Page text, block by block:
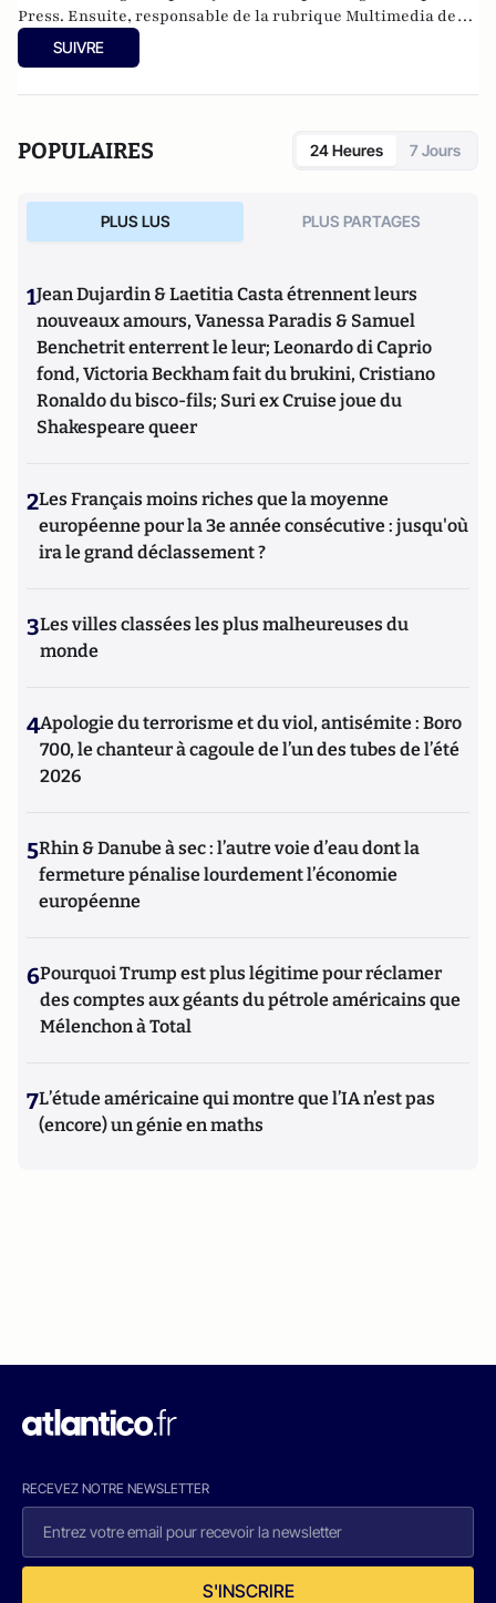
Press. Ensuite, responsable de la rubrique Multimedia de
ELLE, avant d’écrire sur les médias à Arrêt sur Images et de
collaborer avec Atlantico. Par ailleurs fut blogueur, avec Le
SUIVRE
POPULAIRES 24 Heures 7 Jours
PLUS LUS PLUS PARTAGES
1Jean Dujardin & Laetitia Casta étrennent leurs
nouveaux amours, Vanessa Paradis & Samuel
Benchetrit enterrent le leur; Leonardo di Caprio
fond, Victoria Beckham fait du brukini, Cristiano
Ronaldo du bisco-fils; Suri ex Cruise joue du
Shakespeare queer
2Les Français moins riches que la moyenne
européenne pour la 3e année consécutive : jusqu'où
ira le grand déclassement ?
3Les villes classées les plus malheureuses du
monde
4Apologie du terrorisme et du viol, antisémite : Boro
700, le chanteur à cagoule de l’un des tubes de l’été
2026
5Rhin & Danube à sec : l’autre voie d’eau dont la
fermeture pénalise lourdement l’économie
européenne
6Pourquoi Trump est plus légitime pour réclamer
des comptes aux géants du pétrole américains que
Mélenchon à Total
7L’étude américaine qui montre que l’IA n’est pas
(encore) un génie en maths
RECEVEZ NOTRE NEWSLETTER
S'INSCRIRE